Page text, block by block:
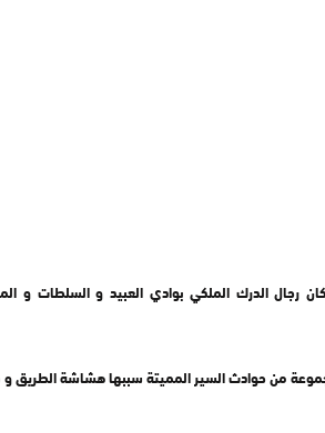
رجال الدرك الملكي بوادي العبيد و السلطات و
من حوادث السير المميتة سببها هشاشة الطريق و